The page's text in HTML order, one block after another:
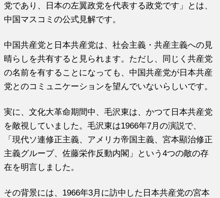
党であり、
日本の左翼政党を代表する政党です」とは、
中国マスコミの公式見解です。
中国共産党と日本共産党は、社会主義・共産主義への見
晴らしを共有すると見られます。ただし、 同じく共産党
の名前を有することになっても、 中国共産党が日本共産
党とのコミュニケーションを望んでいないら しいです。
実に、文化大革命期間中、毛沢東は、 かつて日本共産党
を敵視していました。毛沢東は1966年7月の演説で、
「現代ソ連修正主義、 アメリカ帝国主義、宮本顯治修正
主義グループ、佐藤栄作反動内閣」という4つの敵の存
在を明言しました。
その背景には、 1966年3月に訪中した日本共産党の宮本